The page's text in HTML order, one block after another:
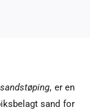
, er en
sand for